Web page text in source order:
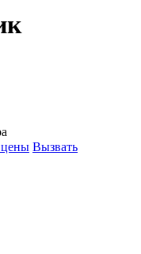
цены Вызвать